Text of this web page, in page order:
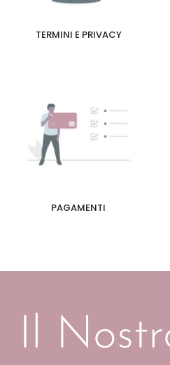
TERMINI E PRIVACY
PAGAMENTI
Il